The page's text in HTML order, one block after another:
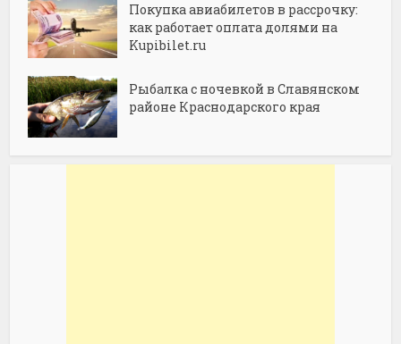
Покупка авиабилетов в рассрочку:
как работает оплата долями на
Kupibilet.ru
Рыбалка с ночевкой в Славянском
районе Краснодарского края